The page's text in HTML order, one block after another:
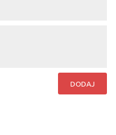
DODAJ